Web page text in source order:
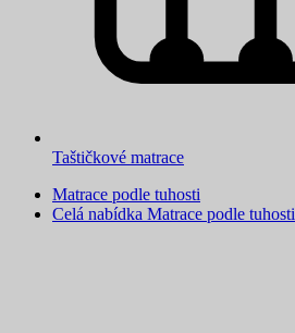
Taštičkové matrace
Matrace podle tuhosti
Celá nabídka Matrace podle tuhosti